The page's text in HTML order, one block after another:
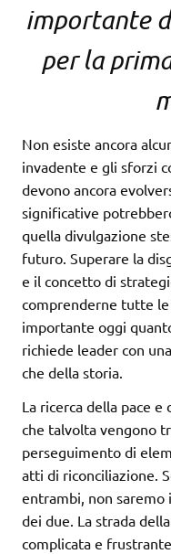
importante
per la
Non esiste ancora
invadente e gli sforzi
devono ancora
significative
quella divulgazione
futuro. Superare la
e il concetto di
comprenderne tutte
importante oggi
richiede leader con
che della storia.
La ricerca della pace
che talvolta vengono
perseguimento di
atti di riconciliazione.
entrambi, non saremo
dei due. La strada
complicata e